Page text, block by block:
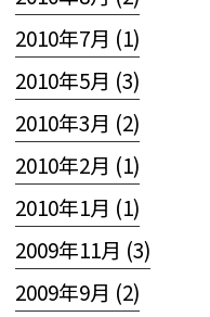
2010年7月 (1)
2010年5月 (3)
2010年3月 (2)
2010年2月 (1)
2010年1月 (1)
2009年11月 (3)
2009年9月 (2)